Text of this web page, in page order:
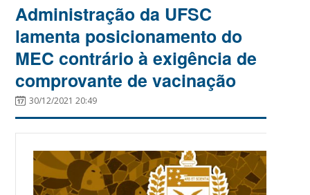
Administração da UFSC
lamenta posicionamento do
MEC contrário à exigência de
comprovante de vacinação
30/12/2021 20:49